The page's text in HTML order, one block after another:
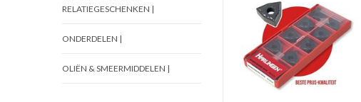
RELATIEGESCHENKEN |
ONDERDELEN |
OLIËN & SMEERMIDDELEN |
TOEVOEGEN AAN WINKELWAGEN